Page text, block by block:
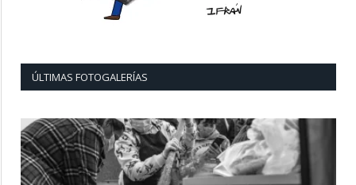
ÚLTIMAS FOTOGALERÍAS